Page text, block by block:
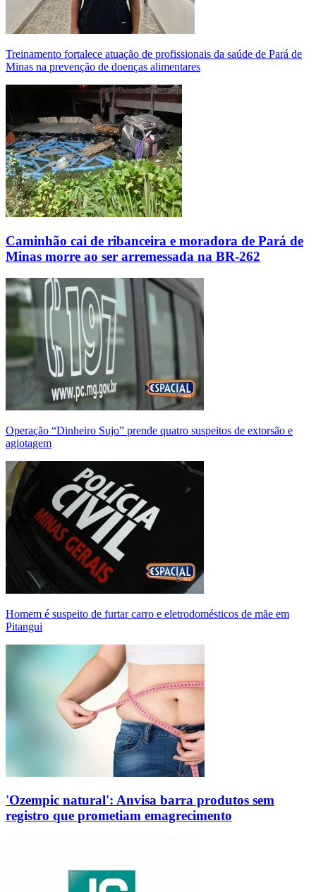
Treinamento fortalece atuação de profissionais da saúde de Pará de
Minas na prevenção de doenças alimentares
Caminhão cai de ribanceira e moradora de Pará de
Minas morre ao ser arremessada na BR-262
Operação “Dinheiro Sujo” prende quatro suspeitos de extorsão e
agiotagem
Homem é suspeito de furtar carro e eletrodomésticos de mãe em
Pitangui
'Ozempic natural': Anvisa barra produtos sem
registro que prometiam emagrecimento